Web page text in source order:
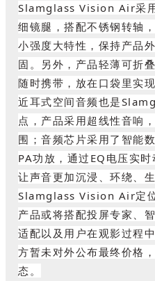
Slamglass Vision Air采
细镜腿，搭配不锈钢转轴
小强度大特性，保持产品
固。另外，产品轻薄可折
随时携带，放在口袋里实
近耳式空间音频也是
点，产品采用超线性音响
围；音频芯片采用了智能
PA功放，通过EQ电压实时
让声音更加沉浸、环绕、生
Slamglass Vision Air定位
产品或将搭配投屏专家、
适配以及用户在观影过程
方暂未对外公布最终价格，
态。